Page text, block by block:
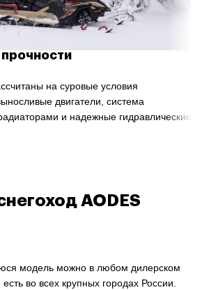
на суровые условия
двигатели, система
и надежные гидравлические
AODES
модель можно в любом дилерском
во всех крупных городах России.